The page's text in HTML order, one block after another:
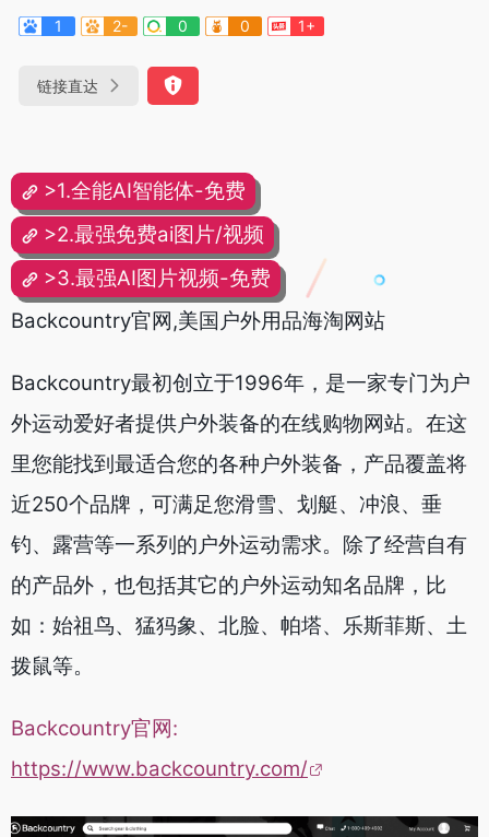
1
2- 0 0 1+
链接直达
>1.全能AI智能体-免费
>2.最强免费ai图片/视频
>3.最强AI图片视频-免费
Backcountry官网,美国户外用品海淘网站
Backcountry最初创立于1996年，是一家专门为户
外运动爱好者提供户外装备的在线购物网站。在这
里您能找到最适合您的各种户外装备，产品覆盖将
近250个品牌，可满足您滑雪、划艇、冲浪、垂
钓、露营等一系列的户外运动需求。除了经营自有
的产品外，也包括其它的户外运动知名品牌，比
如：始祖鸟、猛犸象、北脸、帕塔、乐斯菲斯、土
拨鼠等。
Backcountry官网:
https://www.backcountry.com/